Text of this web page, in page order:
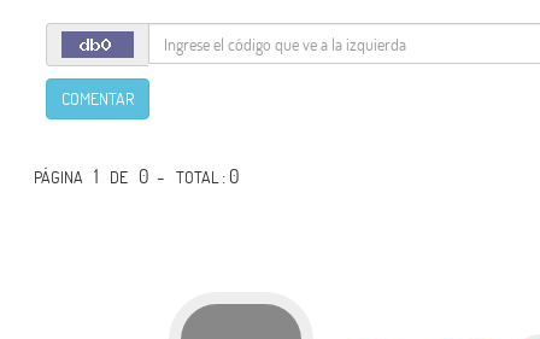
COMENTAR
PÁGINA 1 DE 0 -TOTAL: 0